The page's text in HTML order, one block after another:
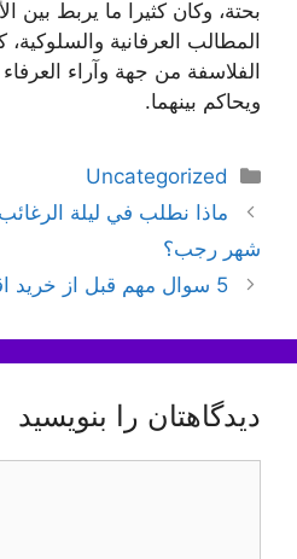
بحتة، وكان كثيرا ما يربط بين
المطالب العرفانية والسلوكية،
الفلاسفة من جهة وآراء
ويحاكم بينهما.
دسته‌ها
Uncategorized
ناوبری
نوشته‌ها
ماذا نطلب في ليلة
شهر رجب؟
5 سوال مهم قبل از خرید اقساطی بخاری چیست؟
دیدگاهتان را بنویسید